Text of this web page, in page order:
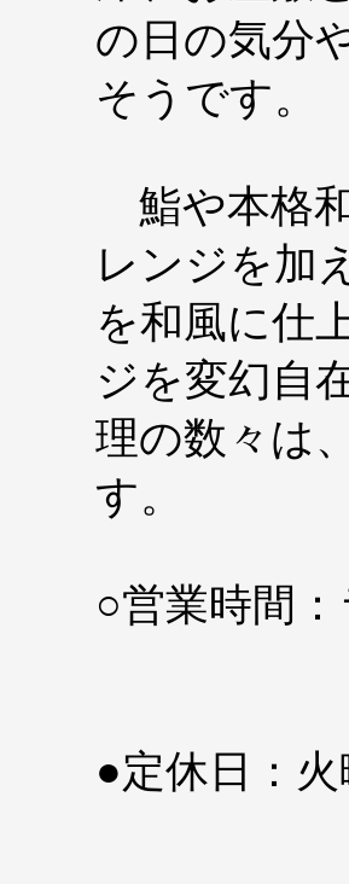
の日の気分
そうです。
鮨や本格
レンジを加
を和風に仕
ジを変幻自
理の数々は
す。
○営業時間
夜の
●定休日：火